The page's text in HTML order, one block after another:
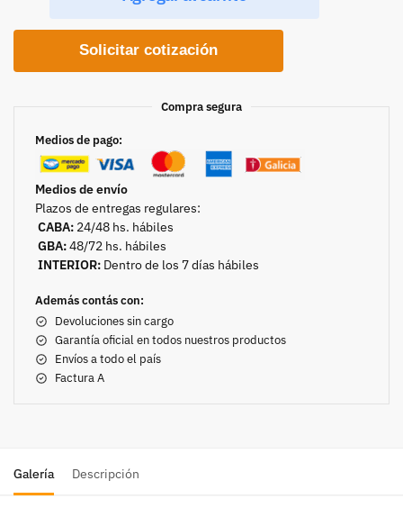
Solicitar cotización
Compra segura
Medios de pago:
Medios de envío
Plazos de entregas regulares:
CABA: 24/48 hs. hábiles
GBA:48/72 hs. hábiles
INTERIOR:Dentro de los 7 días hábiles
Además contás con:
Devoluciones sin cargo
Garantía oficial en todos nuestros productos
Envíos a todo el país
Factura A
Galería Descripción